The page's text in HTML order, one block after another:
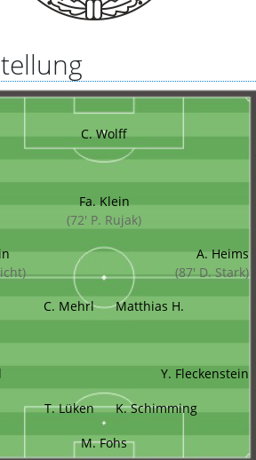
C. Wolff
Fa. Klein
(72' P. Rujak)
A. Heims
(87' D. Stark)
C. Mehrl
Matthias H.
Y. Fleckenstein
T. Lüken K. Schimming
M. Fohs